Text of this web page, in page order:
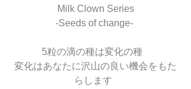
Milk Clown Series
-Seeds of change-
5粒の滴の種は変化の種
変化はあなたに沢山の良い機会をもた
らします